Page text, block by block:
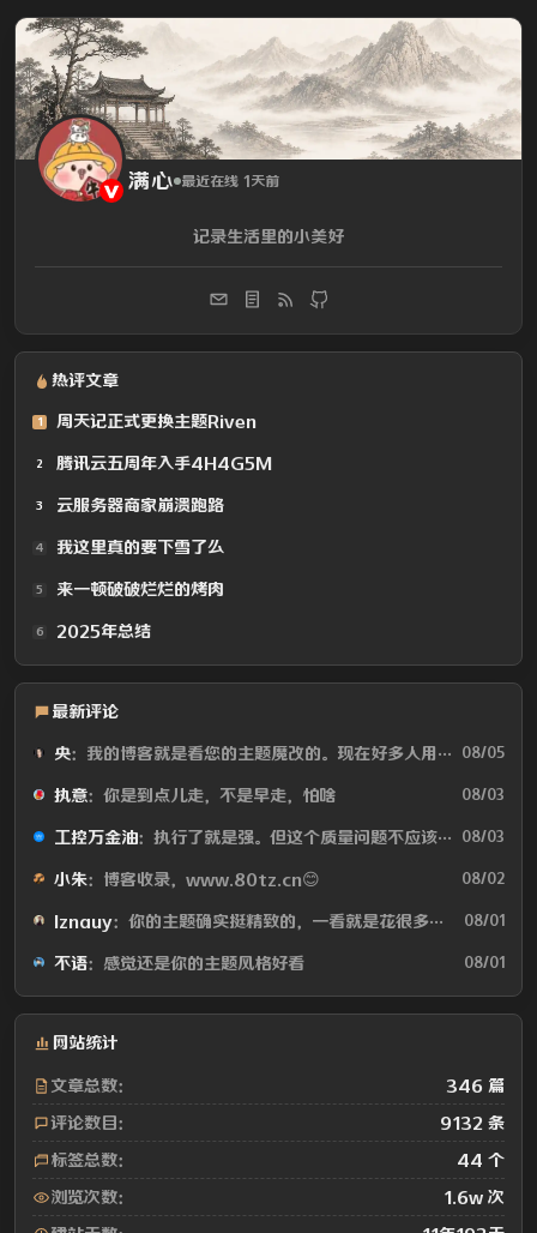
满心 最近在线 1天前
记录生活里的小美好
热评文章
1 周天记正式更换主题Riven
2 腾讯云五周年入手4H4G5M
3 云服务器商家崩溃跑路
4 我这里真的要下雪了么
5 来一顿破破烂烂的烤肉
6 2025年总结
最新评论
央：我的博客就是看您的主题魔改的。现在好多人用你这个AI做的，就否定别人... 08/05
执意：你是到点儿走，不是早走，怕啥 08/03
工控万金油：执行了就是强。但这个质量问题不应该由物业或是房产公司来处理吗😂 08/03
小朱：博客收录，www.80tz.cn😊 08/02
lznauy：你的主题确实挺精致的，一看就是花很多时间打磨的，现在都是用AI写代码... 08/01
不语：感觉还是你的主题风格好看 08/01
网站统计
文章总数： 346 篇
评论数目： 9132 条
标签总数： 44 个
浏览次数： 1.6w 次